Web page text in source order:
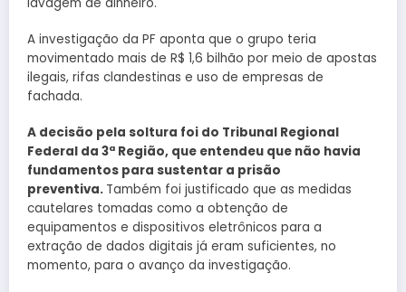
A investigação da PF aponta que o grupo teria
movimentado mais de R$ 1,6 bilhão por meio de apostas
ilegais, rifas clandestinas e uso de empresas de
fachada.
A decisão pela soltura foi do Tribunal Regional
Federal da 3ª Região, que entendeu que não havia
fundamentos para sustentar a prisão
preventiva. Também foi justificado que as medidas
cautelares tomadas como a obtenção de
equipamentos e dispositivos eletrônicos para a
extração de dados digitais já eram suficientes, no
momento, para o avanço da investigação.